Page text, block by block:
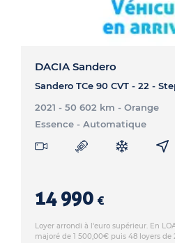
DACIA Sandero
Sandero TCe 90 CVT - 22 -
2021 - 50 602 km - Orange
Essence - Automatique
14 990 €
Loyer arrondi à l'euro supérieur. En
majoré de 1 500,00€ puis 48 loyers de